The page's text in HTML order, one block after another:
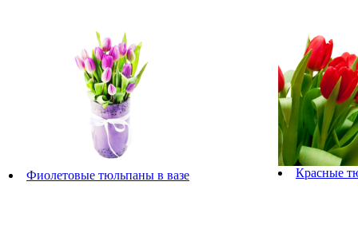
Фиолетовые тюльпаны в вазе Красные